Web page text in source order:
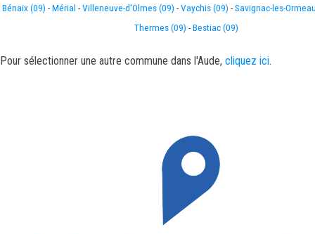
Bénaix (09) -Mérial -Villeneuve-d'Olmes (09) -Vaychis (09) -Savignac-les-
Thermes (09) -Bestiac (09)
Pour sélectionner une autre commune dans l'Aude, cliquez ici.